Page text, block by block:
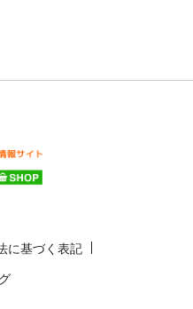
に基づく表記